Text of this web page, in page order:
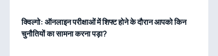
क्विल्गो: ऑनलाइन परीक्षाओं में शिफ्ट होने के दौरान आपको किन
चुनौतियों का सामना करना पड़ा?